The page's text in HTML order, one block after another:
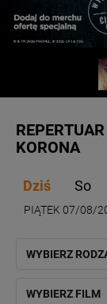
KORONA
Dziś So
PIĄTEK 07/08/
WYBIERZ
WYBIERZ FILM